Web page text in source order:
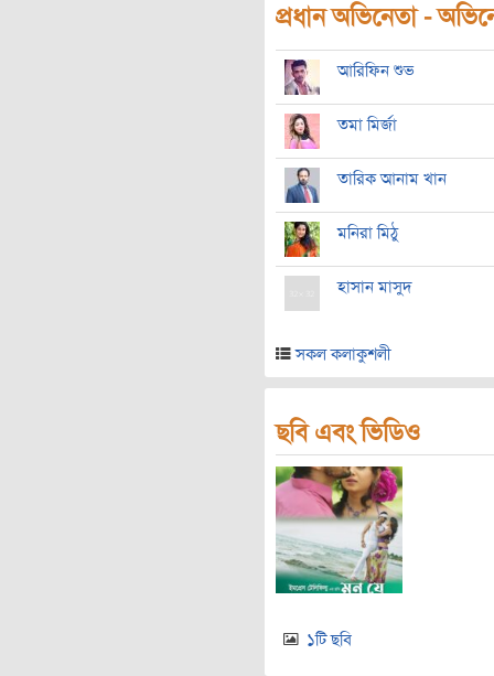
প্রধান অভিনেতা -
আরিফিন শুভ
তমা মির্জা
তারিক আনাম খান
মনিরা মিঠু
হাসান মাসুদ
সকল কলাকুশলী
ছবি এবং ভিডিও
১টি ছবি